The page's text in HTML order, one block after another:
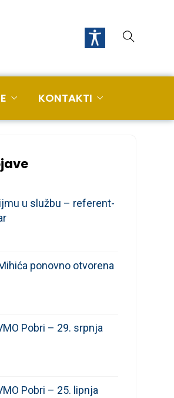
KONTAKTI
u službu – referent-
ponovno otvorena
Pobri – 29. srpnja
Pobri – 25. lipnja